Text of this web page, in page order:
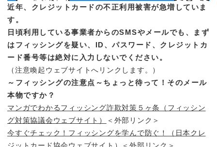
近年、クレジットカードの不正利用被害が急増していま
す。
日頃利用している事業者からのSMSやメールでも、まず
はフィッシングを疑い、ID、パスワード、クレジットカ
ード番号等は絶対に入力しないでください。
（注意喚起ウェブサイトへリンクします。）
～フィッシングの注意点～ちょっと待って！そのメール
本物ですか？
マンガでわかるフィッシング詐欺対策５ヶ条（フィッシン
グ対策協議会ウェブサイト）
＜外部リンク＞
今すぐチェック！フィッシングを学んで防ぐ！（日本クレ
ジットカード協会ウェブサイト）
＜外部リンク＞